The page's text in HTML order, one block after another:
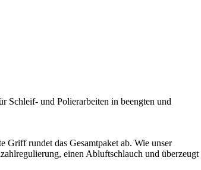
Schleif- und Polierarbeiten in beengten und
Griff rundet das Gesamtpaket ab. Wie unser
einen Abluftschlauch und